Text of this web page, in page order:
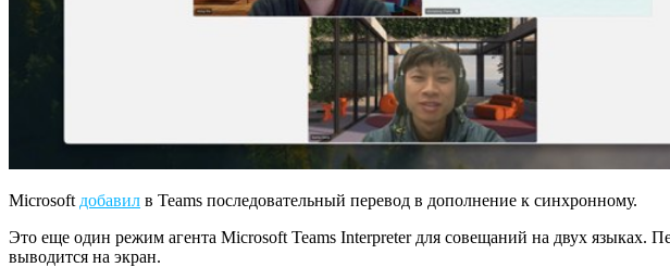
Microsoft добавил в Teams последовательный перевод в дополнение к синхронному.
Это еще один режим агента Microsoft Teams Interpreter для совещаний на двух языках.
выводится на экран.